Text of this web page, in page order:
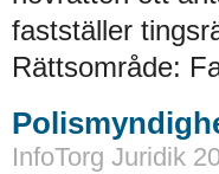
fastställer
Rättsområde:
InfoTorg Juridik